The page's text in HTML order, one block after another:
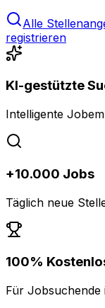
Alle
registrieren
KI-gestützte
Intelligente
+10.000 Jobs
Täglich neue
100%
Für Jobsuchende